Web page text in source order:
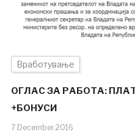
Вработување
ОГЛАС ЗА РАБОТА:
+БОНУСИ
7.December.2016